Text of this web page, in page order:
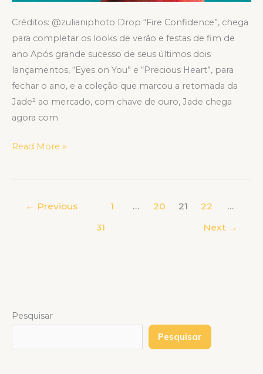
Créditos: @zulianiphoto Drop “Fire Confidence”, chega
para completar os looks de verão e festas de fim de
ano Após grande sucesso de seus últimos dois
lançamentos, “Eyes on You” e “Precious Heart”, para
fechar o ano, e a coleção que marcou a retomada da
Jade² ao mercado, com chave de ouro, Jade chega
agora com
Read More »
← Previous 1 … 20 21 22
…
31
Next →
Pesquisar
Pesquisar